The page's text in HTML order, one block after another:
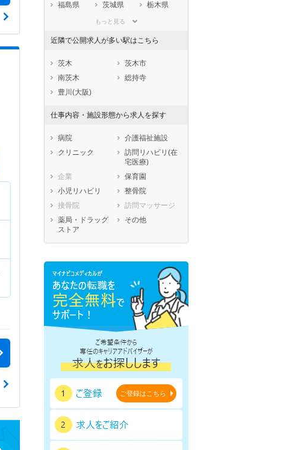
福島県
茨城県
栃木県
埼玉県
石川県
福井県
静岡県
愛知県
滋賀県
鳥取県
島根県
岡山県
広島県
山口県
徳島県
香川県
愛媛県
高知県
長崎県
熊本県
大分県
鹿児島県
沖縄県
もっと見る
近隣で公開求人が多い駅はこちら
茨木
茨木市
南茨木
総持寺
豊川(大阪)
仕事内容・施設形態から求人を探す
病院
介護福祉施設
クリニック
訪問リハビリ(在
宅医療)
企業
保育園
小児リハビリ
整骨院
接骨院
訪問マッサージ
薬局・ドラッグ
ストア
その他
ご登録はこちら